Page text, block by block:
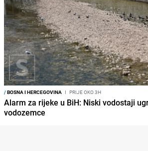
/BOSNA I HERCEGOVINA I PRIJE OKO 3H
Alarm za rijeke u BiH: Niski vodostaji
vodozemce